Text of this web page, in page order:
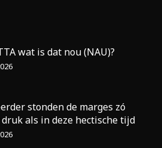
wat is dat nou (NAU)?
stonden de marges zó
als in deze hectische tijd